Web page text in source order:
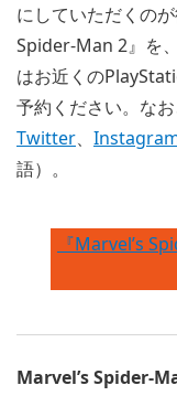
にしていただくの
Spider-Man 2』を
はお近くの
予約ください。な
Twitter、
語）。
『Marvel’s
Marvel’s Spider-